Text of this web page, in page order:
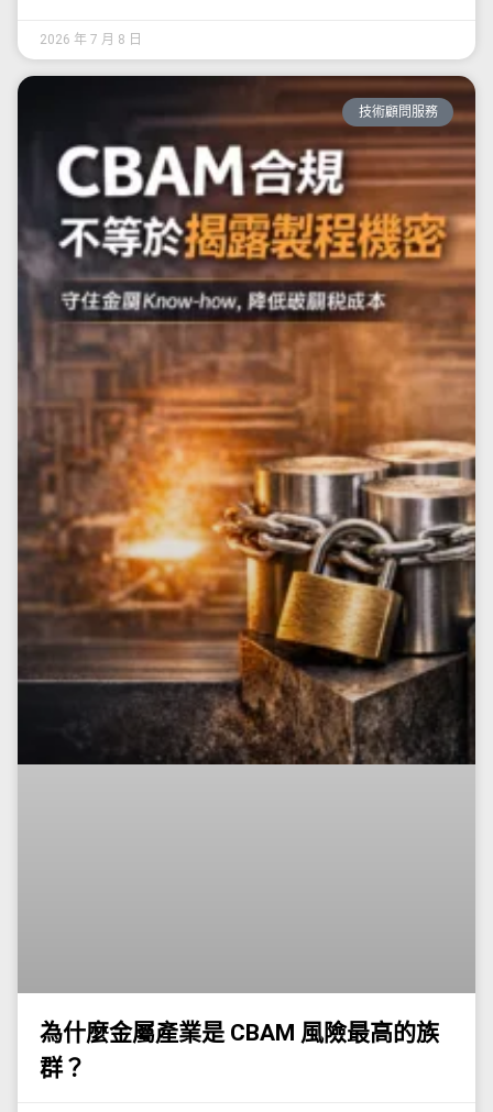
2026 年 7 月 8 日
技術顧問服務
為什麼金屬產業是 CBAM 風險最高的族
群？